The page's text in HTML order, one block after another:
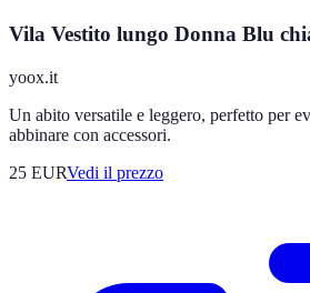
Vila Vestito lungo Donna Blu
yoox.it
Un abito versatile e leggero, perfetto per
abbinare con accessori.
25 EURVedi il prezzo